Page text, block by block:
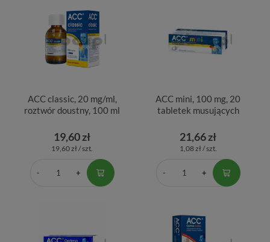
ACC classic, 20 mg/ml,
roztwór doustny, 100 ml
19,60 zł
19,60 zł / szt.
ACC mini, 100 mg, 20
tabletek musujących
21,66 zł
1,08 zł / szt.